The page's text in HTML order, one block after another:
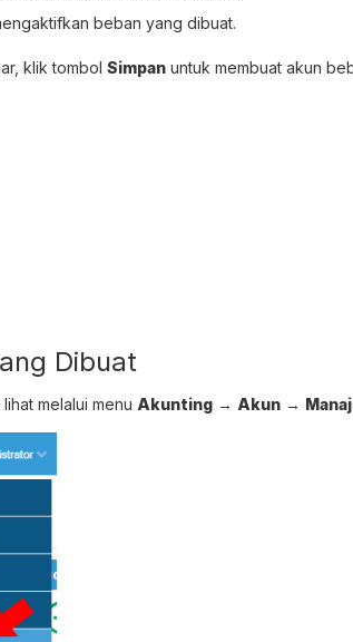
beban yang dibuat.
klik tombol Simpan untuk membuat akun
Dibuat
melalui menu Akunting → Akun →